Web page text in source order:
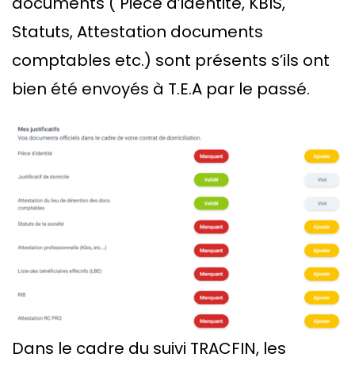
Statuts, Attestation documents
comptables etc.) sont présents s’ils ont
bien été envoyés à T.E.A par le passé.
Dans le cadre du suivi TRACFIN, les